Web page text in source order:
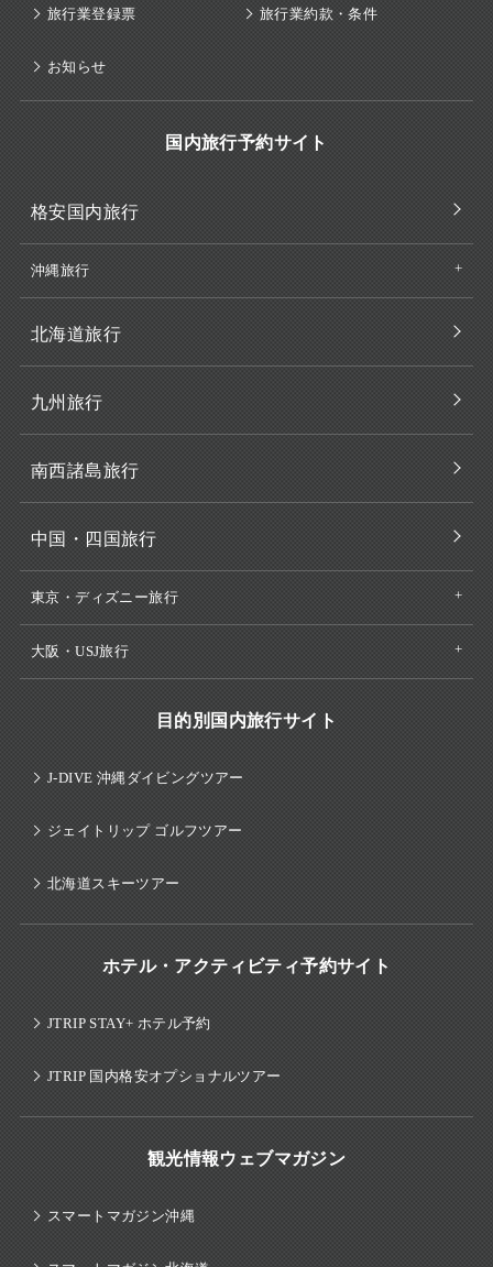
旅行業登録票 旅行業約款・条件
お知らせ
国内旅行予約サイト
格安国内旅行
沖縄旅行
北海道旅行
九州旅行
南西諸島旅行
中国・四国旅行
東京・ディズニー旅行
大阪・USJ旅行
目的別国内旅行サイト
J-DIVE 沖縄ダイビングツアー
ジェイトリップ ゴルフツアー
北海道スキーツアー
ホテル・アクティビティ予約サイト
JTRIP STAY+ ホテル予約
JTRIP 国内格安オプショナルツアー
観光情報ウェブマガジン
スマートマガジン沖縄